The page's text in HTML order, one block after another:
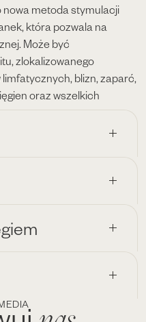
nowa metoda stymulacji
która pozwala na
Może być
zlokalizowanego
blizn, zaparć,
oraz wszelkich